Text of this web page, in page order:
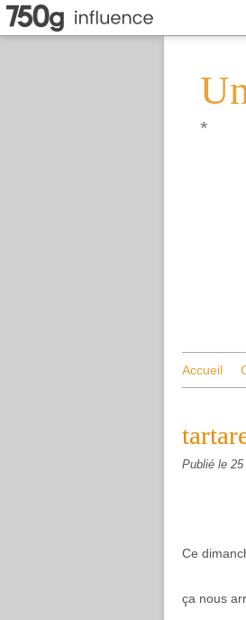
*
Accueil
Publié le 25
Ce
ça nous